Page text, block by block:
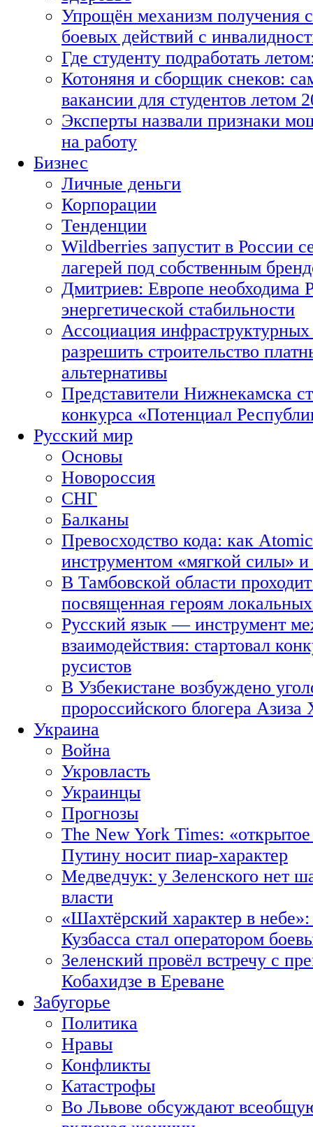
Упрощён механизм получения
боевых действий с
Где студенту подработать
Котоняня и сборщик снеков:
вакансии для студентов летом
Эксперты назвали признаки
на работу
Бизнес
Личные деньги
Корпорации
Тенденции
Wildberries запустит в России
лагерей под собственным
Дмитриев: Европе необходима
энергетической стабильности
Ассоциация
разрешить строительство
альтернативы
Представители Нижнекамска
конкурса «Потенциал
Русский мир
Основы
Новороссия
СНГ
Балканы
Превосходство кода: как
инструментом «мягкой силы» и
В Тамбовской области
посвященная героям
Русский язык — инструмент
взаимодействия: стартовал
русистов
В Узбекистане возбуждено
пророссийского блогера Азиза
Украина
Война
Укровласть
Украинцы
Прогнозы
The New York Times:
Путину носит пиар-характер
Медведчук: у Зеленского нет
власти
«Шахтёрский характер в
Кузбасса стал оператором
Зеленский провёл встречу с
Кобахидзе в Ереване
Забугорье
Политика
Нравы
Конфликты
Катастрофы
Во Львове обсуждают